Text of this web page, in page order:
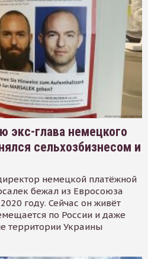
экс-глава немецкого
сельхозбизнесом и
немецкой платёжной
бежал из Евросоюза
году. Сейчас он живёт
по России и даже
территории Украины